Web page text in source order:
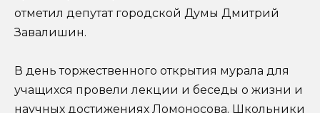
отметил депутат городской Думы Дмитрий
Завалишин.
В день торжественного открытия мурала для
учащихся провели лекции и беседы о жизни и
научных достижениях Ломоносова. Школьники